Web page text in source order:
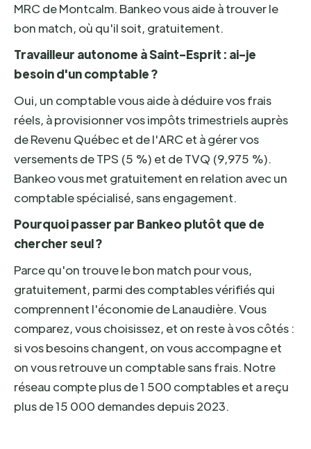
MRC de Montcalm. Bankeo vous aide à trouver le
bon match, où qu'il soit, gratuitement.
Travailleur autonome à Saint-Esprit : ai-je
besoin d'un comptable ?
Oui, un comptable vous aide à déduire vos frais
réels, à provisionner vos impôts trimestriels auprès
de Revenu Québec et de l'ARC et à gérer vos
versements de TPS (5 %) et de TVQ (9,975 %).
Bankeo vous met gratuitement en relation avec un
comptable spécialisé, sans engagement.
Pourquoi passer par Bankeo plutôt que de
chercher seul ?
Parce qu'on trouve le bon match pour vous,
gratuitement, parmi des comptables vérifiés qui
comprennent l'économie de Lanaudière. Vous
comparez, vous choisissez, et on reste à vos côtés :
si vos besoins changent, on vous accompagne et
on vous retrouve un comptable sans frais. Notre
réseau compte plus de 1 500 comptables et a reçu
plus de 15 000 demandes depuis 2023.